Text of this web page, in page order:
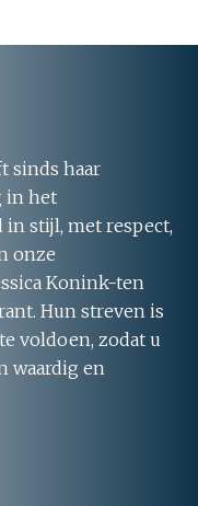
sinds haar
in het
in stijl, met respect,
onze
Konink-ten
Hun streven is
voldoen, zodat u
waardig en